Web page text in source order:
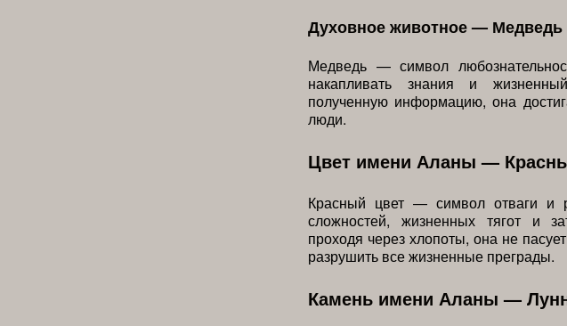
Духовное животное — Медведь
Медведь — символ
накапливать знания и
полученную информацию, она
люди.
Цвет имени Аланы —
Красный цвет — символ отваги и
сложностей, жизненных тягот и
проходя через хлопоты, она не
разрушить все жизненные преграды.
Камень имени Аланы —